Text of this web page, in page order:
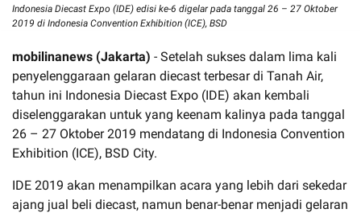
Indonesia Diecast Expo (IDE) edisi ke-6 digelar pada tanggal 26 – 27 Oktober
2019 di Indonesia Convention Exhibition (ICE), BSD
mobilinanews (Jakarta) - Setelah sukses dalam lima kali
penyelenggaraan gelaran diecast terbesar di Tanah Air,
tahun ini Indonesia Diecast Expo (IDE) akan kembali
diselenggarakan untuk yang keenam kalinya pada tanggal
26 – 27 Oktober 2019 mendatang di Indonesia Convention
Exhibition (ICE), BSD City.
IDE 2019 akan menampilkan acara yang lebih dari sekedar
ajang jual beli diecast, namun benar-benar menjadi gelaran